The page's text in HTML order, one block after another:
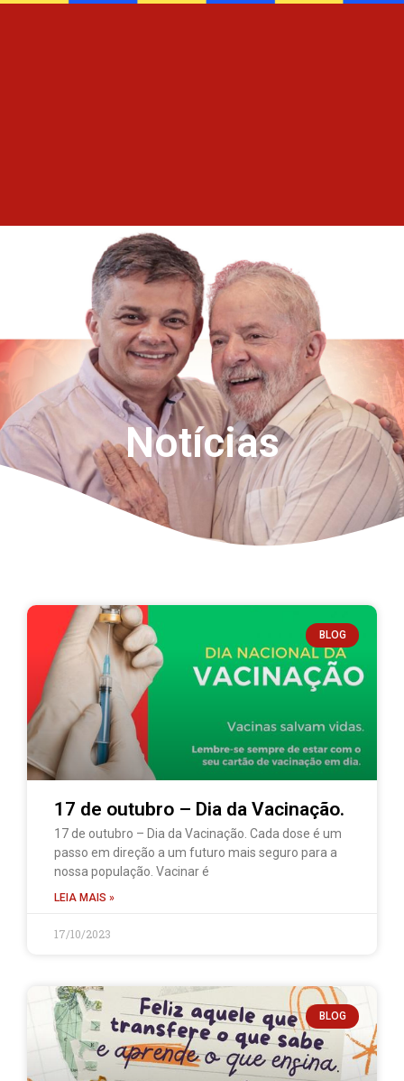
Notícias
BLOG
17 de outubro – Dia da Vacinação.
17 de outubro – Dia da Vacinação. Cada dose é um
passo em direção a um futuro mais seguro para a
nossa população. Vacinar é
LEIA MAIS »
17/10/2023
BLOG